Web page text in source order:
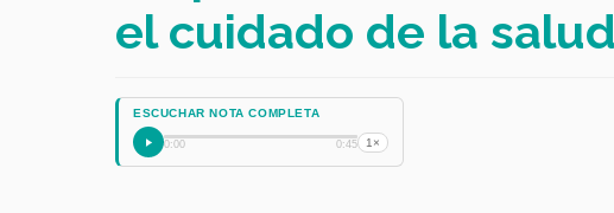
el cuidado de la salud
ESCUCHAR NOTA COMPLETA
0:00 0:45 1×